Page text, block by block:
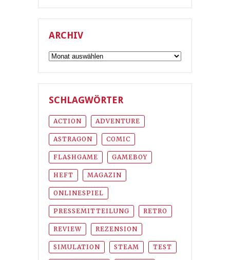
ARCHIV
Archiv
SCHLAGWÖRTER
ACTION ADVENTURE
ASTRAGON COMIC
FLASHGAME GAMEBOY
HEFT MAGAZIN
ONLINESPIEL
PRESSEMITTEILUNG RETRO
REVIEW REZENSION
SIMULATION STEAM TEST